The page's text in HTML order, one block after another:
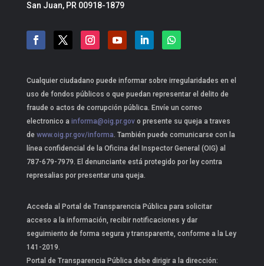
San Juan, PR 00918-1879
Cualquier ciudadano puede informar sobre irregularidades en el
uso de fondos públicos o que puedan representar el delito de
fraude o actos de corrupción pública. Envíe un correo
electronico a informa@oig.pr.govo presente su queja a traves
dewww.oig.pr.gov/informa. También puede comunicarse con la
línea confidencial de la Oficina del Inspector General (OIG) al
787-679-7979. El denunciante está protegido por ley contra
represalias por presentar una queja.
Acceda al Portal de Transparencia Pública para solicitar
acceso a la información, recibir notificaciones y dar
seguimiento de forma segura y transparente, conforme a la Ley
141-2019.
Portal de Transparencia Pública debe dirigir a la dirección: